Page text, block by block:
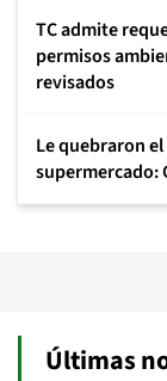
TC admite
permisos
revisados
Le quebraron
supermercado:
Últimas